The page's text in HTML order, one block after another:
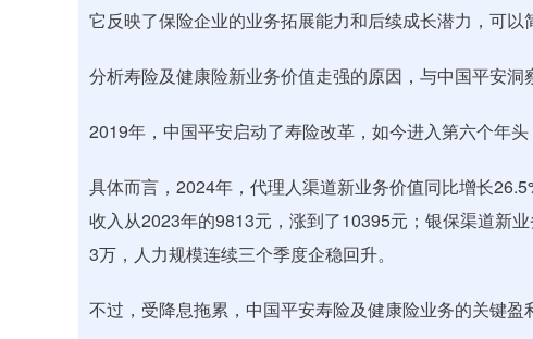
它反映了保险企业的业务拓展能力和后续成长潜力，可以
分析寿险及健康险新业务价值走强的原因，与中国平安洞
2019年，中国平安启动了寿险改革，如今进入第六个年头
具体而言，2024年，代理人渠道新业务价值同比增长
收入从2023年的9813元，涨到了10395元；银保渠道新
3万，人力规模连续三个季度企稳回升。
不过，受降息拖累，中国平安寿险及健康险业务的关键盈